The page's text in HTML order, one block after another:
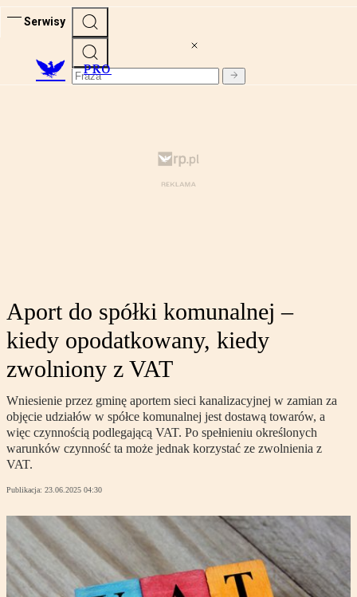
Serwisy
PRO
Aport do spółki komunalnej –
kiedy opodatkowany, kiedy
zwolniony z VAT
Wniesienie przez gminę aportem sieci kanalizacyjnej w zamian za
objęcie udziałów w spółce komunalnej jest dostawą towarów, a
więc czynnością podlegającą VAT. Po spełnieniu określonych
warunków czynność ta może jednak korzystać ze zwolnienia z
VAT.
Publikacja: 23.06.2025 04:30